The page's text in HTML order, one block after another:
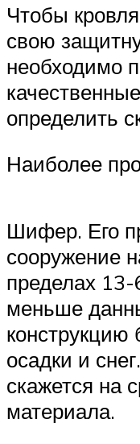
Чтобы
свою
необходимо
определить
Наиболее
Шифер. Его
сооружение
пределах 13-
меньше
конструкцию
осадки и
скажется на
материала.